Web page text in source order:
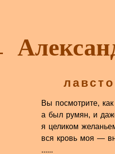
Вы посмотрите,
а был румян, и
я целиком
вся кровь моя —
......